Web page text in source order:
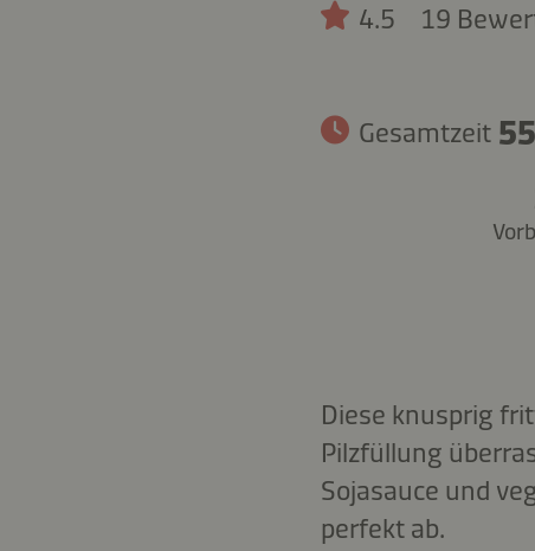
4.5 19
Gesamtzeit
Diese knusprig
Pilzfüllung
Sojasauce und
perfekt ab.